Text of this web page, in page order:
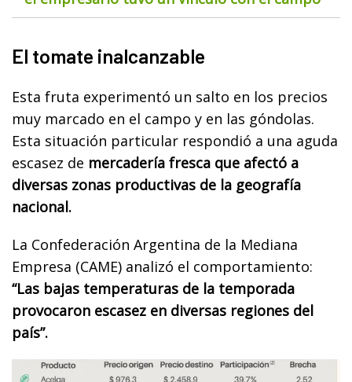
El tomate inalcanzable
Esta fruta experimentó un salto en los precios
muy marcado en el campo y en las góndolas.
Esta situación particular respondió a una aguda
escasez de mercadería fresca que afectó a
diversas zonas productivas de la geografía
nacional.
La Confederación Argentina de la Mediana
Empresa (CAME) analizó el comportamiento:
“Las bajas temperaturas de la temporada
provocaron escasez en diversas regiones del
país”.